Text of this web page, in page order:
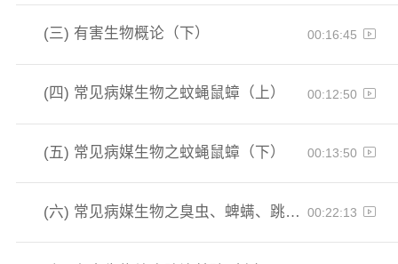
(三) 有害生物概论（下） 00:16:45
(四) 常见病媒生物之蚊蝇鼠蟑（上） 00:12:50
(五) 常见病媒生物之蚊蝇鼠蟑（下） 00:13:50
(六) 常见病媒生物之臭虫、蜱螨、跳蚤等 00:22:13